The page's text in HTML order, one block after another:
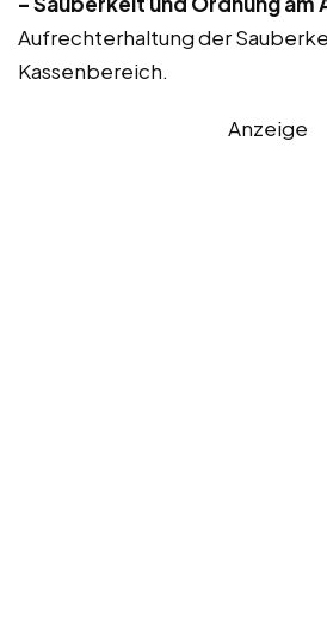
Aufrechterhaltung der
Kassenbereich.
Anzeige